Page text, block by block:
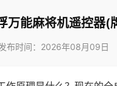
万能麻将机遥控器(
布时间：2026年08月09日